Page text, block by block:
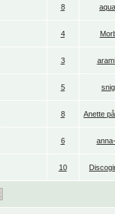
8
4
3
5
8 Anette
6
10